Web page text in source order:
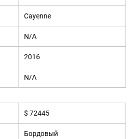
Cayenne
N/A
2016
N/A
$ 72445
Бордовый